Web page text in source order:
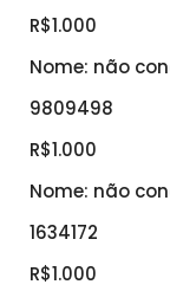
R$1.000
Nome: não
9809498
R$1.000
Nome: não
1634172
R$1.000